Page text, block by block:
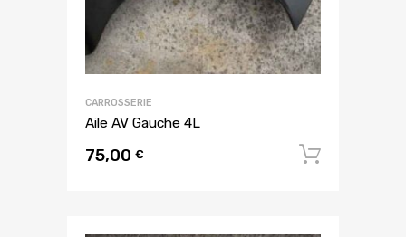
CARROSSERIE
Aile AV Gauche 4L
75,00 €